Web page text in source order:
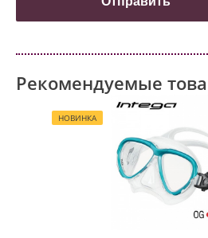
Рекомендуемые
НОВИНКА